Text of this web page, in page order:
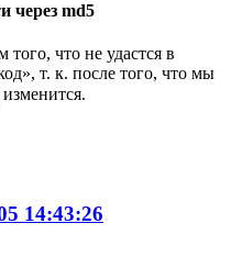
через md5
что не удастся в
т. к. после того, что мы
14:43:26